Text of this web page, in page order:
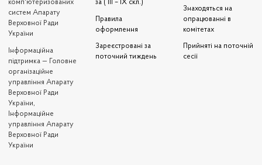
комп'ютеризованих
систем Апарату
Верховної Ради
України
Iнформаційна
підтримка — Головне
організаційне
управління Апарату
Верховної Ради
України,
Інформаційне
управління Апарату
Верховної Ради
України
за ( III – IX скл.)
Правила
оформлення
Зареєстровані за
поточний тиждень
Знаходяться на
опрацюванні в
комітетах
Прийняті на поточній
сесії